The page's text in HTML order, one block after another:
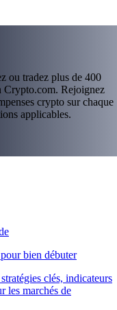
ou tradez plus de 400
Crypto.com. Rejoignez
crypto sur chaque
applicables.
bien débuter
clés, indicateurs
les marchés de